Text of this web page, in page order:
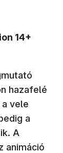
14+
hazafelé
vele
a
A
animáció